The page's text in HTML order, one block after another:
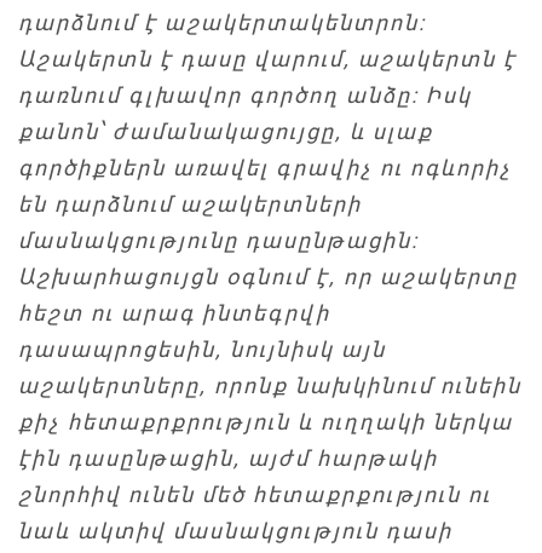
դարձնում է աշակերտակենտրոն:
Աշակերտն է դասը վարում, աշակերտն է
դառնում գլխավոր գործող անձը: Իսկ
քանոն՝ ժամանակացույցը, և սլաք
գործիքներն առավել գրավիչ ու ոգևորիչ
են դարձնում աշակերտների
մասնակցությունը դասընթացին:
Աշխարհացույցն օգնում է, որ աշակերտը
հեշտ ու արագ ինտեգրվի
դասապրոցեսին, նույնիսկ այն
աշակերտները, որոնք նախկինում ունեին
քիչ հետաքրքրություն և ուղղակի ներկա
էին դասընթացին, այժմ հարթակի
շնորհիվ ունեն մեծ հետաքրքություն ու
նաև ակտիվ մասնակցություն դասի